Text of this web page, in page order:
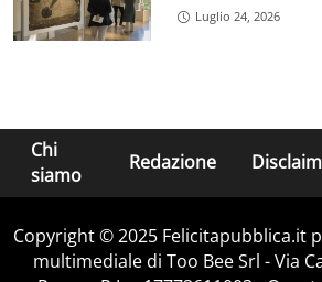
Luglio 24, 2026
Chi
siamo
Redazione
Copyright © 2025 Felicitapubblica.it
multimediale di Too Bee Srl - Via